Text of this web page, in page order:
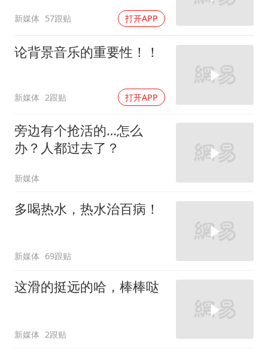
新媒体 57跟贴 打开APP
论背景音乐的重要性！！
新媒体 2跟贴 打开APP
旁边有个抢活的…怎么
办？人都过去了？
新媒体
多喝热水，热水治百病！
新媒体 69跟贴
这滑的挺远的哈，棒棒哒
新媒体 2跟贴